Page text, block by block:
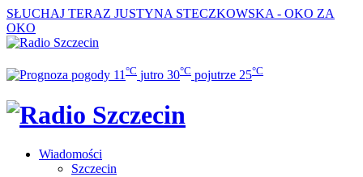
SŁUCHAJ TERAZ JUSTYNA STECZKOWSKA - OKO ZA
OKO
11 °C jutro 30°C pojutrze 25°C
Wiadomości
Szczecin